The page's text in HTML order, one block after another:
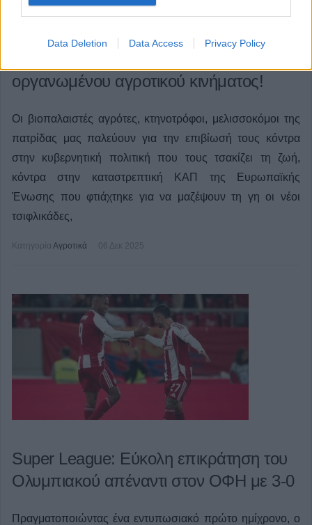
Data Deletion Data Access Privacy Policy
Σωματείο Συνταξιούχων ΙΚΑ Π.Ε.
οργανωμένου αγροτικού κινήματος!
Οι βιοπαλαιστές αγρότες, κτηνοτρόφοι, μελισσοκόμοι της
πατρίδας μας παλεύουν για την επιβίωσή τους κόντρα
στην κυβερνητική πολιτική που τους τσακίζει τη ζωή,
κόντρα στην καταστρεπτική ΚΑΠ της Ευρωπαϊκής
Ένωσης που φτιάχτηκε για να μαζέψουν τη γη οι νέοι
τσιφλικάδες,
Κατηγορία Αγροτικά 06 Δεκ 2025
Super League: Εύκολη επικράτηση του
Ολυμπιακού απέναντι στον ΟΦΗ με 3-0
Πραγματοποιώντας ένα εντυπωσιακό πρώτο ημίχρονο, ο